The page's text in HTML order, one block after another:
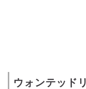
ウォンテッド